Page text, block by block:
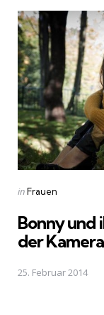
Posted
inFrauen
Bonny und
der
25. Februar 2014